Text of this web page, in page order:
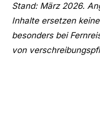
Stand: März 2026.
Inhalte ersetzen
besonders bei
von